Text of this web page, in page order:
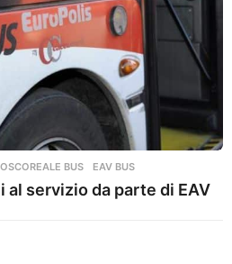
BUS ,EAV BUS
al servizio da parte di EAV